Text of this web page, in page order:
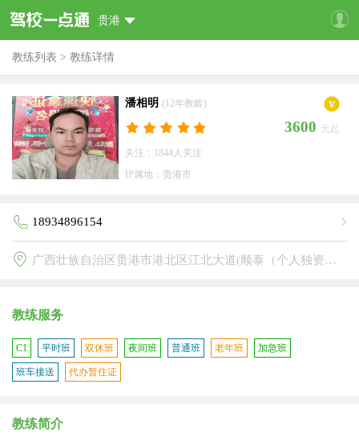
贵港
教练列表 > 教练详情
潘相明 (12年教龄)
3600 元起
关注：1844人关注
IP属地：贵港市
18934896154
广西壮族自治区贵港市港北区江北大道(顺泰（个人独资）驾校)
教练服务
C1 平时班 双休班 夜间班 普通班 老年班 加急班
班车接送 代办暂住证
教练简介